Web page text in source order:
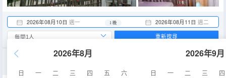
2026年08月10日 週一 2026年08月11日 週二
1 晚
2026年8月
日 一 二 三 四 五
六
2026年9月
日 一 二 三
四
重新搜尋